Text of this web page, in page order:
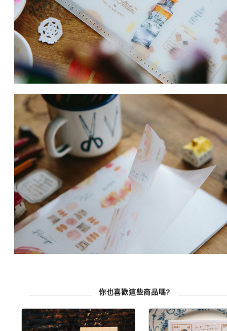
你也喜歡這些商品嗎?